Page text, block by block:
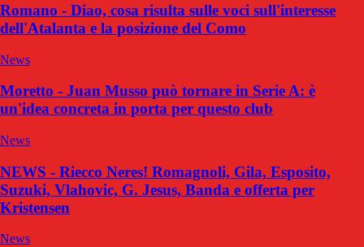
Romano - Diao, cosa risulta sulle voci sull'interesse
dell'Atalanta e la posizione del Como
News
Moretto - Juan Musso può tornare in Serie A: è
un'idea concreta in porta per questo club
News
NEWS - Riecco Neres! Romagnoli, Gila, Esposito,
Suzuki, Vlahovic, G. Jesus, Banda e offerta per
Kristensen
News